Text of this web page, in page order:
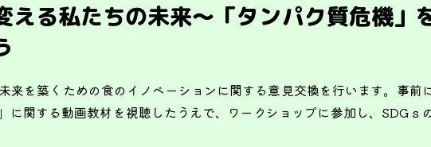
える私たちの未来～「タンパク質危機」
来を築くための食のイノベーションに関する意見交換を行います。事前
に関する動画教材を視聴したうえで、ワークショップに参加し、SDGｓ